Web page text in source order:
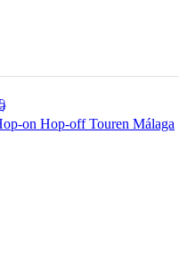
on Hop-off Touren Málaga